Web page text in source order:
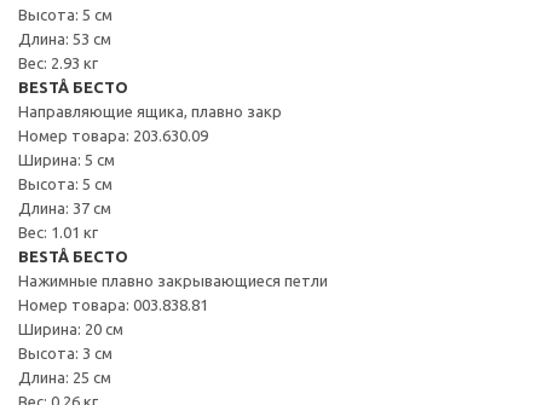
Высота: 5 см
Длина: 53 см
Вес: 2.93 кг
BESTÅ БЕСТО
Направляющие ящика, плавно закр
Номер товара: 203.630.09
Ширина: 5 см
Высота: 5 см
Длина: 37 см
Вес: 1.01 кг
BESTÅ БЕСТО
Нажимные плавно закрывающиеся петли
Номер товара: 003.838.81
Ширина: 20 см
Высота: 3 см
Длина: 25 см
Вес: 0.26 кг